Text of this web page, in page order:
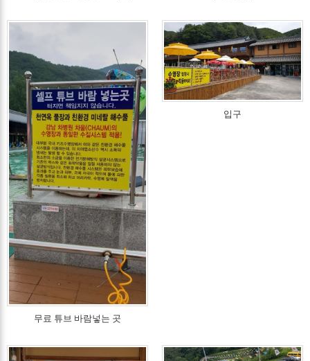
무료 튜브 바람넣는 곳
입구